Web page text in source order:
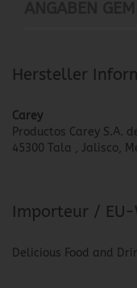
Hersteller
Carey
Productos Carey S.A.
45300 Tala , Jalisco,
Importeur /
Delicious Food and